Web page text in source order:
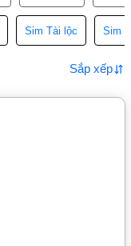
Sim Tài lộc Sim
Sắp xếp